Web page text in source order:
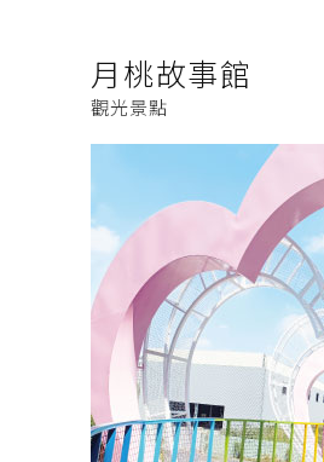
月桃故事館
觀光景點